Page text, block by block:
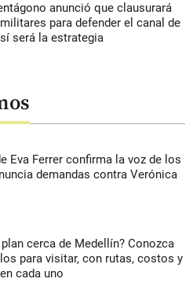
anunció que clausurará
para defender el canal de
será la estrategia
Eva Ferrer confirma la voz de los
demandas contra Verónica
cerca de Medellín? Conozca
para visitar, con rutas, costos y
cada uno